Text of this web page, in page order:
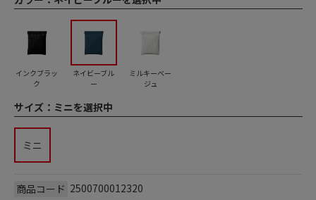
インクブラッ
ク
ネイビーブル
ー
ミルキーベー
ジュ
サイズ： ミニを選択中
ミニ
商品コード 2500700012320